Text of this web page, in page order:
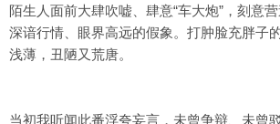
陌生人面前大肆吹嘘、肆意“车大炮”，刻意营
深谙行情、眼界高远的假象。打肿脸充胖子
浅薄，丑陋又荒唐。
当初我听闻此番浮夸妄言，未曾争辩、未曾